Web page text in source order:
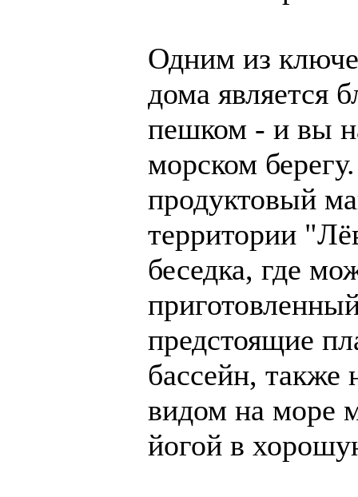
Одним из
дома является
пешком - и вы
морском
продуктовый
территории
беседка, где
предстоящие
бассейн, также
видом на море
йогой в